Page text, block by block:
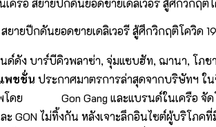
ายปีกดันยอดขายเดลิเวอรี สู้ศึกวิกฤติโควิด
ด์ดัง บาร์บีคิวพลาซ่า, จุ่มแซบฮัท, ฌานา, โภ
พชชั่น ประกาศมาตรการล่าสุดจากบริษัทฯ ใ
โดย Gon Gang และแบรนด์ในเครือ จัดโ
GON ไม่ทิ้งกัน หลังเจาะลึกอินไซต์ผู้บริโภ